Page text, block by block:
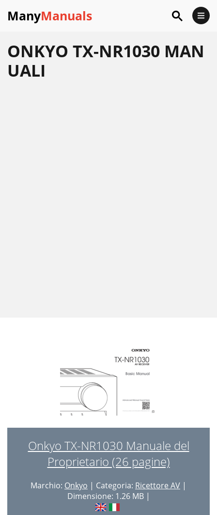
ManyManuals
ONKYO TX-NR1030 MAN
UALI
Onkyo TX-NR1030 Manuale del
Proprietario (26 pagine)
Marchio: Onkyo | Categoria: Ricettore AV |
Dimensione: 1.26 MB |